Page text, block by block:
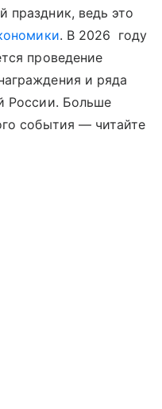
праздник, ведь это
. В 2026 году
проведение
и ряда
России. Больше
события — читайте